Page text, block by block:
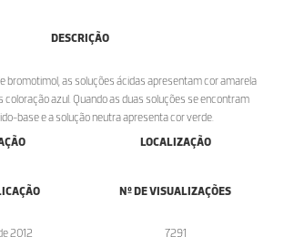
DESCRIÇÃO
bromotimol, as soluções ácidas apresentam cor amarela
coloração azul. Quando as duas soluções se encontram
base e a solução neutra apresenta cor verde.
LOCALIZAÇÃO
2012
Nº DE VISUALIZAÇÕES
7291